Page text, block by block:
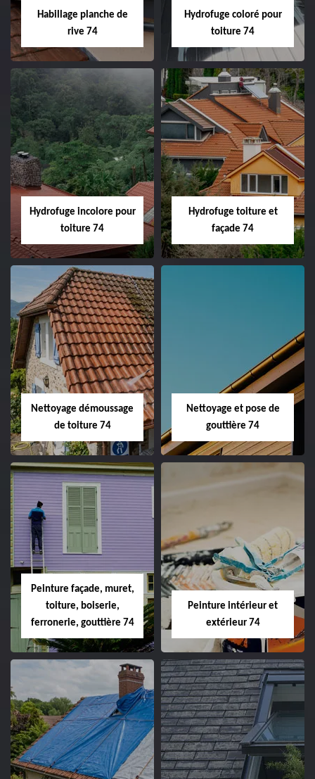
Habillage planche de
rive 74
Hydrofuge coloré pour
toiture 74
Hydrofuge incolore pour
toiture 74
Hydrofuge toiture et
façade 74
Nettoyage démoussage
de toiture 74
Nettoyage et pose de
gouttière 74
Peinture façade, muret,
toiture, boiserie,
ferronerie, gouttière 74
Peinture intérieur et
extérieur 74